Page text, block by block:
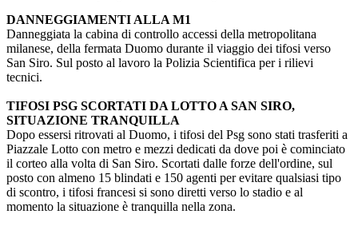
DANNEGGIAMENTI ALLA M1
Danneggiata la cabina di controllo accessi della metropolitana
milanese, della fermata Duomo durante il viaggio dei tifosi verso
San Siro. Sul posto al lavoro la Polizia Scientifica per i rilievi
tecnici.
TIFOSI PSG SCORTATI DA LOTTO A SAN SIRO,
SITUAZIONE TRANQUILLA
Dopo essersi ritrovati al Duomo, i tifosi del Psg sono stati trasferiti a
Piazzale Lotto con metro e mezzi dedicati da dove poi è cominciato
il corteo alla volta di San Siro. Scortati dalle forze dell'ordine, sul
posto con almeno 15 blindati e 150 agenti per evitare qualsiasi tipo
di scontro, i tifosi francesi si sono diretti verso lo stadio e al
momento la situazione è tranquilla nella zona.